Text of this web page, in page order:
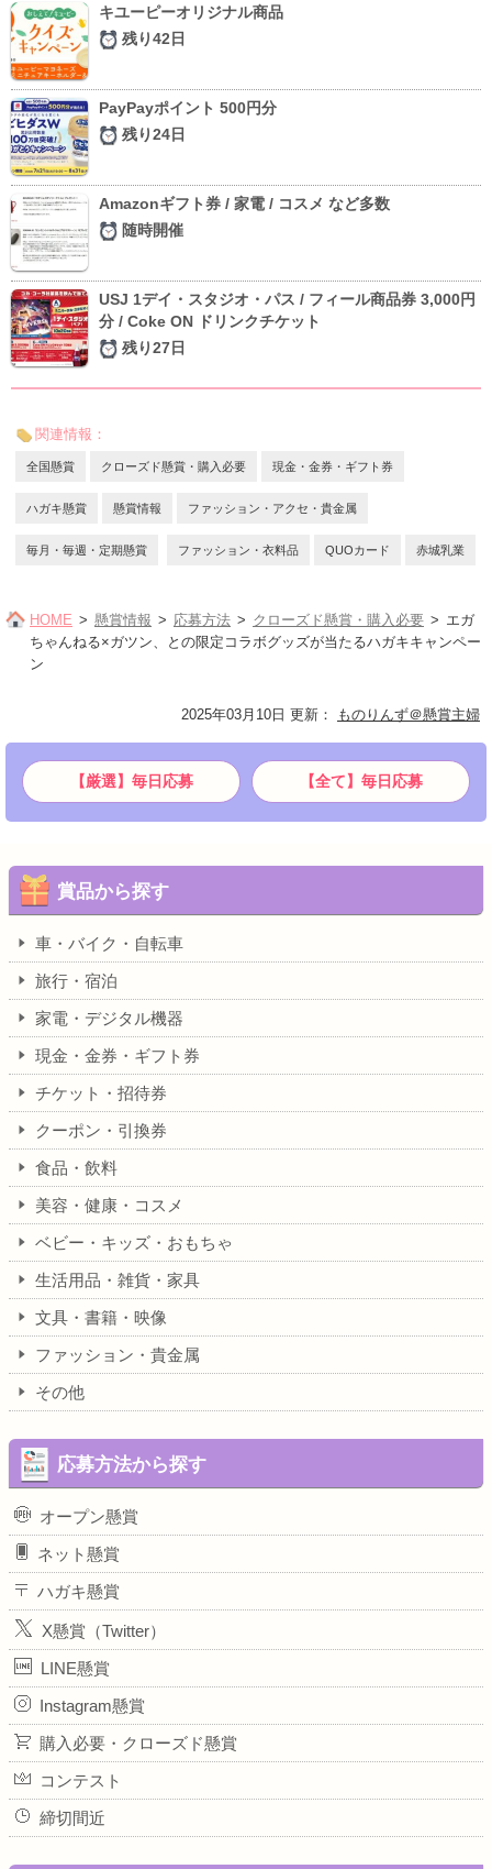
キユーピーオリジナル商品
残り42日
PayPayポイント 500円分
残り24日
Amazonギフト券 / 家電 / コスメ など多数
随時開催
USJ 1デイ・スタジオ・パス / フィール商品券 3,000円
分 / Coke ON ドリンクチケット
残り27日
関連情報：
全国懸賞 クローズド懸賞・購入必要 現金・金券・ギフト券
ハガキ懸賞 懸賞情報 ファッション・アクセ・貴金属
毎月・毎週・定期懸賞 ファッション・衣料品 QUOカード 赤城乳業
HOME 懸賞情報 応募方法 クローズド懸賞・購入必要
エガ
ちゃんねる×ガツン、との限定コラボグッズが当たるハガキキャンペー
ン
2025年03月10日 更新 ： ものりんず＠懸賞主婦
【厳選】毎日応募 【全て】毎日応募
賞品から探す
車・バイク・自転車
旅行・宿泊
家電・デジタル機器
現金・金券・ギフト券
チケット・招待券
クーポン・引換券
食品・飲料
美容・健康・コスメ
ベビー・キッズ・おもちゃ
生活用品・雑貨・家具
文具・書籍・映像
ファッション・貴金属
その他
応募方法から探す
オープン懸賞
ネット懸賞
ハガキ懸賞
X懸賞（Twitter）
LINE懸賞
Instagram懸賞
購入必要・クローズド懸賞
コンテスト
締切間近